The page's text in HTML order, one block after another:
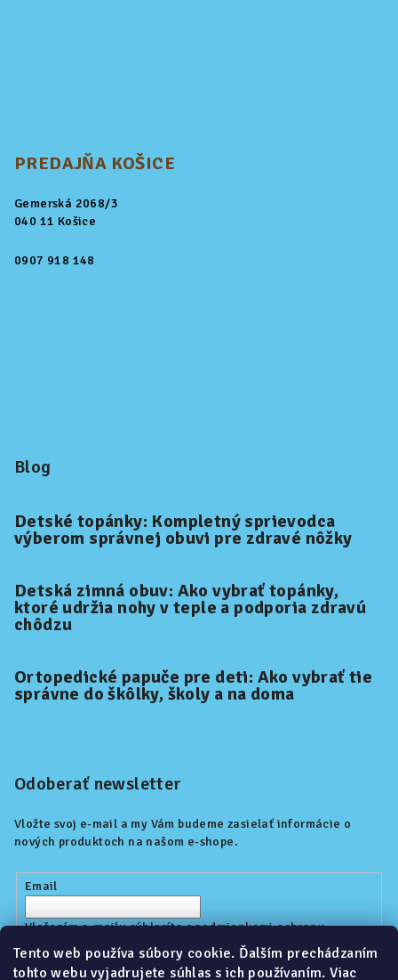
Tento web používa súbory cookie. Ďalším prechádzaním
tohto webu vyjadrujete súhlas s ich používaním. Viac
PREDAJŇA KOŠICE
Gemerská 2068/3
040 11 Košice
0907 918 148
Blog
Detské topánky: Kompletný sprievodca
výberom správnej obuvi pre zdravé nôžky
Detská zimná obuv: Ako vybrať topánky,
ktoré udržia nohy v teple a podporia zdravú
chôdzu
Ortopedické papuče pre deti: Ako vybrať tie
správne do škôlky, školy a na doma
Odoberať newsletter
Vložte svoj e-mail a my Vám budeme zasielať informácie o
nových produktoch na našom e-shope.
Email
Vložením e-mailu súhlasíte spodmienkami ochrany
osobných údajov